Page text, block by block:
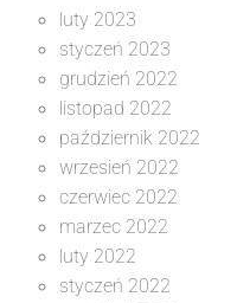
luty 2023
styczeń 2023
grudzień 2022
listopad 2022
październik 2022
wrzesień 2022
czerwiec 2022
marzec 2022
luty 2022
styczeń 2022